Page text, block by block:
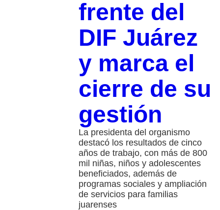
frente del
DIF Juárez
y marca el
cierre de su
gestión
La presidenta del organismo
destacó los resultados de cinco
años de trabajo, con más de 800
mil niñas, niños y adolescentes
beneficiados, además de
programas sociales y ampliación
de servicios para familias
juarenses